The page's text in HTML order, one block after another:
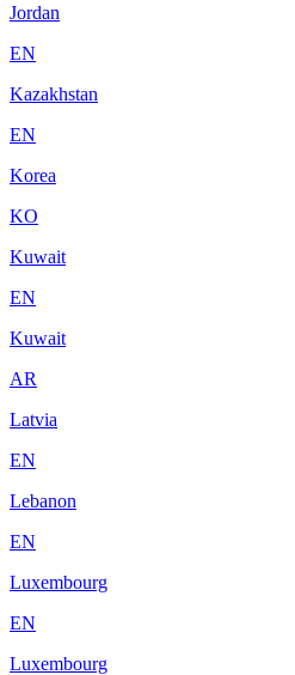
Jordan
EN
Kazakhstan
EN
Korea
KO
Kuwait
EN
Kuwait
AR
Latvia
EN
Lebanon
EN
Luxembourg
EN
Luxembourg